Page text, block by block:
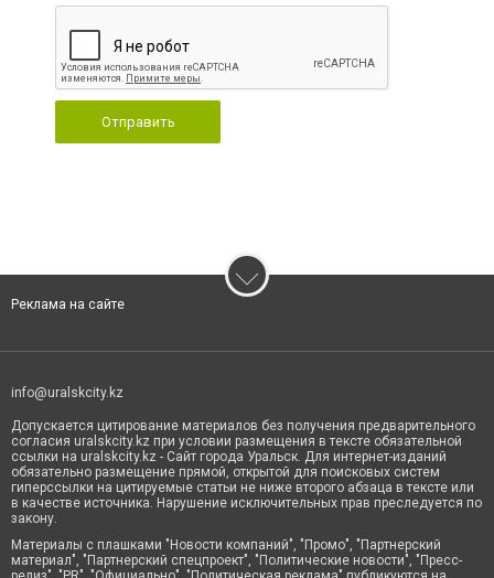
Отправить
Реклама на сайте
info@uralskcity.kz
Допускается цитирование материалов без получения предварительного
согласия uralskcity.kz при условии размещения в тексте обязательной
ссылки на uralskcity.kz - Сайт города Уральск. Для интернет-изданий
обязательно размещение прямой, открытой для поисковых систем
гиперссылки на цитируемые статьи не ниже второго абзаца в тексте или
в качестве источника. Нарушение исключительных прав преследуется по
закону.
Материалы с плашками "Новости компаний", "Промо", "Партнерский
материал", "Партнерский спецпроект", "Политические новости", "Пресс-